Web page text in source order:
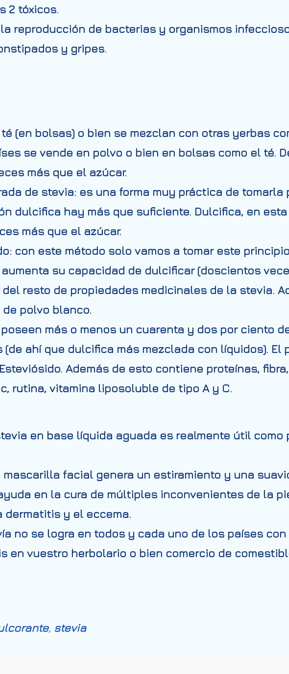
2 tóxicos.
reproducción de bacterias y organismos
y gripes.
(en bolsas) o bien se mezclan con otras yerbas
se vende en polvo o bien en bolsas como el té.
más que el azúcar.
de stevia: es una forma muy práctica de tomarla
dulcifica hay más que suficiente. Dulcifica, en esta
más que el azúcar.
con este método solo vamos a tomar este
su capacidad de dulcificar (doscientos
resto de propiedades medicinales de la stevia.
polvo blanco.
más o menos un cuarenta y dos por ciento
ahí que dulcifica más mezclada con líquidos). El
Además de esto contiene proteínas,
rutina, vitamina liposoluble de tipo A y C.
en base líquida aguada es realmente útil como
facial genera un estiramiento y una
en la cura de múltiples inconvenientes de la
dermatitis y el eccema.
no se logra en todos y cada uno de los países
en vuestro herbolario o bien comercio de
, stevia